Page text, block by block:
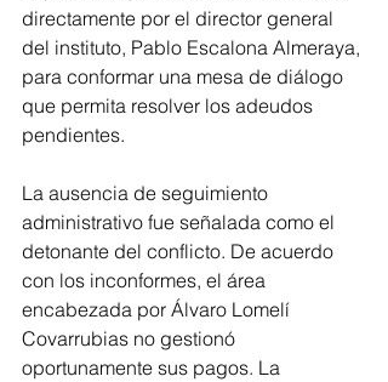
directamente por el director general
del instituto, Pablo Escalona Almeraya,
para conformar una mesa de diálogo
que permita resolver los adeudos
pendientes.
La ausencia de seguimiento
administrativo fue señalada como el
detonante del conflicto. De acuerdo
con los inconformes, el área
encabezada por Álvaro Lomelí
Covarrubias no gestionó
oportunamente sus pagos. La